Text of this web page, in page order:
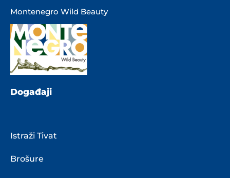
Montenegro Wild Beauty
Događaji
Istraži Tivat
Brošure